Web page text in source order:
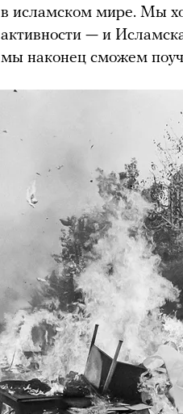
в исламском мире. Мы
активности — и
мы наконец сможем